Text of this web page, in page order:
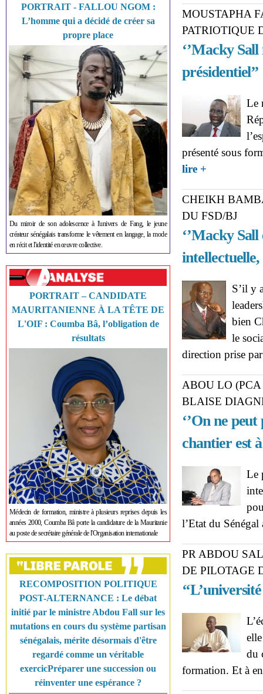
PORTRAIT - FALLOU NGOM :
L’homme qui a décidé de créer sa
propre place
Du miroir de son adolescence à l'univers de Fang, le jeune
créateur sénégalais transforme le vêtement en langage, la mode
en récit et l'identité en œuvre collective.
PORTRAIT – CANDIDATE
MAURITANIENNE À LA TÊTE DE
L'OIF : Coumba Bâ, l’obligation de
résultats
Médecin de formation, ministre à plusieurs reprises depuis les
années 2000, Coumba Bâ porte la candidature de la Mauritanie
au poste de secrétaire générale de l'Organisation internationale
RECOMPOSITION POLITIQUE
POST-ALTERNANCE : Le débat
initié par le ministre Abdou Fall sur les
mutations en cours du système partisan
sénégalais, mérite désormais d'être
regardé comme un véritable
exercicPréparer une succession ou
réinventer une espérance ?
MOUSTAPHA
PATRIOTIQUE
‘’Macky
présidentiel’’
Le
présenté sous
lire +
CHEIKH
DU FSD/BJ
‘’Macky
intellectuelle,
S’il y
bien
le
direction prise
ABOU LO
BLAISE
‘’On ne
chantier est
Le
l’Etat du
PR ABDOU
DE PILOTAGE
du
formation. Et à